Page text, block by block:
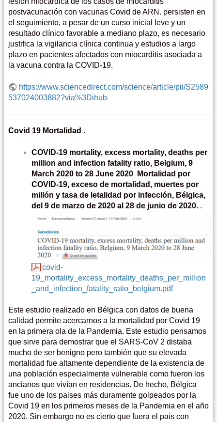
postvacunación con vacunas Covid de ARN. persisten en
el seguimiento, a pesar de un curso inicial leve y un
resultado clínico favorable a mediano plazo, es necesario
justifica la vigilancia clínica continua y estudios a largo
plazo en pacientes afectados con miocarditis asociada a
la vacuna contra la COVID-19.
https://www.sciencedirect.com/science/article/pii/S2589
537024003882?via%3Dihub
Covid 19 Mortalidad .
COVID-19 mortality, excess mortality, deaths per
million and infection fatality ratio, Belgium, 9
March 2020 to 28 June 2020 Mortalidad por
COVID-19, exceso de mortalidad, muertes por
millón y tasa de letalidad por infección, Bélgica,
del 9 de marzo de 2020 al 28 de junio de 2020. .
covid-
19_mortality_excess_mortality_deaths_per_million
_and_infection_fatality_ratio_belgium.pdf
Este estudio realizado en Bélgica con datos de buena
calidad permite acercarnos a la mortalidad por Covid 19
en la primera ola de la Pandemia. Este estudio pensamos
que sirve para demostrar que el SARS-CoV 2 distaba
mucho de ser benigno pero también que su elevada
mortalidad fue altamente dependiente de la existencia de
una población especialmente vulnerable como fueron los
ancianos que vivían en residencias. De hecho, Bélgica
fue uno de los paises más duramente golpeados por la
Covid 19 en los primeros meses de la Pandemia en el año
2020. Sin embargo no es cierto que fuera el país con